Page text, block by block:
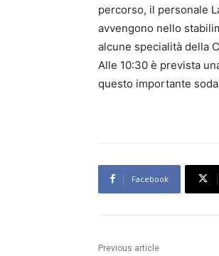
percorso, il personale
avvengono nello
alcune specialità della
Alle 10:30 è prevista
questo importante
Facebook
Previous article